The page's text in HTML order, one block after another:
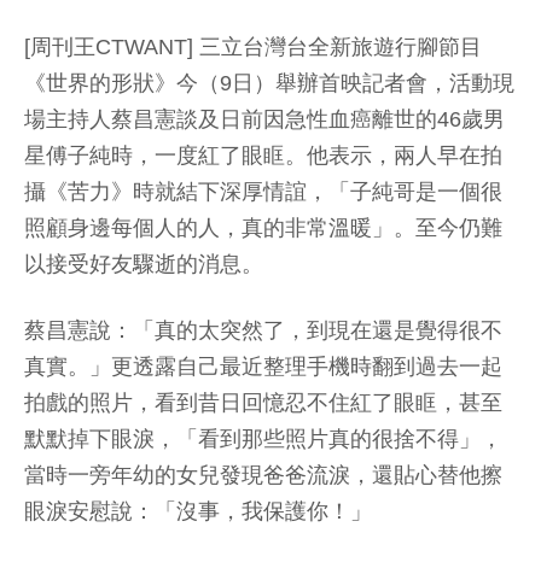
[周刊王CTWANT] 三立台灣台全新旅遊行腳節目
《世界的形狀》今（9日）舉辦首映記者會，活動現
場主持人蔡昌憲談及日前因急性血癌離世的46歲男
星傅子純時，一度紅了眼眶。他表示，兩人早在拍
攝《苦力》時就結下深厚情誼，「子純哥是一個很
照顧身邊每個人的人，真的非常溫暖」。至今仍難
以接受好友驟逝的消息。
蔡昌憲說：「真的太突然了，到現在還是覺得很不
真實。」更透露自己最近整理手機時翻到過去一起
拍戲的照片，看到昔日回憶忍不住紅了眼眶，甚至
默默掉下眼淚，「看到那些照片真的很捨不得」，
當時一旁年幼的女兒發現爸爸流淚，還貼心替他擦
眼淚安慰說：「沒事，我保護你！」